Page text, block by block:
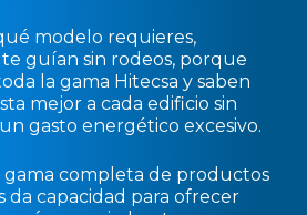
modelo requieres,
te guían sin rodeos, porque
la gama Hitecsa y saben
mejor a cada edificio sin
gasto energético excesivo.
gama completa de productos
da capacidad para ofrecer